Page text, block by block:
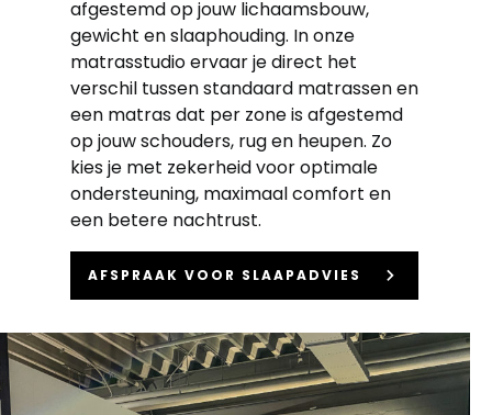
afgestemd op jouw lichaamsbouw,
gewicht en slaaphouding. In onze
matrasstudio ervaar je direct het
verschil tussen standaard matrassen en
een matras dat per zone is afgestemd
op jouw schouders, rug en heupen. Zo
kies je met zekerheid voor optimale
ondersteuning, maximaal comfort en
een betere nachtrust.
AFSPRAAK VOOR SLAAPADVIES keyboard_arrow_right